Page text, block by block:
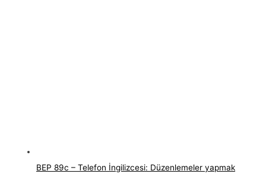
BEP 89c – Telefon İngilizcesi: Düzenlemeler yapmak